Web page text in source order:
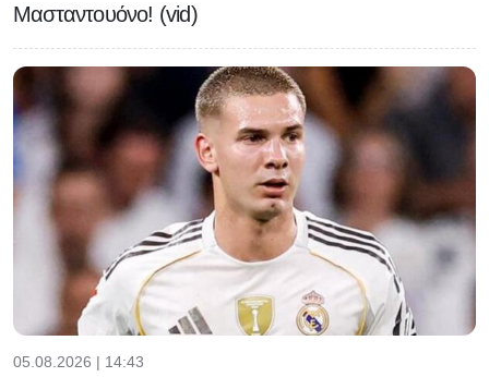
Μασταντουόνο! (vid)
05.08.2026 | 14:43